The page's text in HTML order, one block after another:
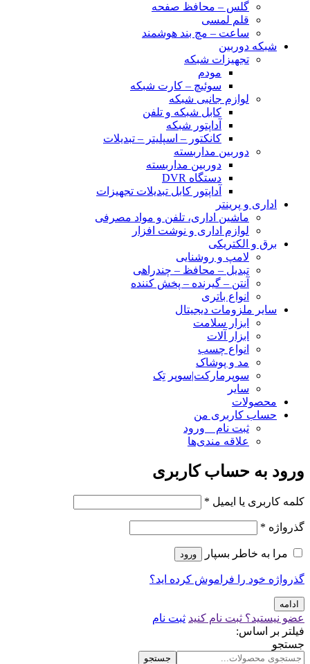
گلس – محافظ صفحه
قلم لمسی
ساعت – مچ بند هوشمند
شبکه دوربین
تجهیزات شبکه
مودم
سوئیچ – کارت شبکه
لوازم جانبی شبکه
کابل شبکه و تلفن
آداپتور شبکه
کانکتور – اسپلیتر – تبدیلات
دوربین مداربسته
دوربین مداربسته
دستگاه DVR
آداپتور کابل تبدیلات تجهیزات
اداری و پرینتر
ماشین اداری، تلفن و مواد مصرفی
لوازم اداری و نوشت افزار
برق و الکتریکی
لامپ و روشنایی
تبدیل – محافظ – چندراهی
آنتن – گیرنده – پخش کننده
انواع باتری
سایر ملزومات دیجیتال
ابزار سلامت
ابزار آلات
انواع چسب
مد و پوشاک
سوپرمارکت|سوپر تِک
سایر
محصولات
حساب کاربری من
ثبت نام _ ورود
علاقه مندی‌ها
ورود به حساب کاربری
کلمه کاربری یا ایمیل *
گذرواژه *
مرا به خاطر بسپار ورود
گذرواژه خود را فراموش کرده اید؟
ادامه
عضو نیستید؟ ثبت نام کنید ثبت نام
فیلتر بر اساس:
جستجو
جستجو